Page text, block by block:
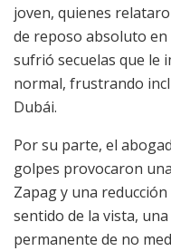
joven, quienes
de reposo absoluto
sufrió secuelas que le
normal, frustrando
Dubái.
Por su parte, el
golpes provocaron
Zapag y una
sentido de la vista,
permanente de no